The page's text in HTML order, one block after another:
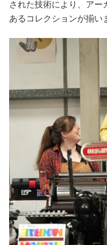
された技術により、アー
あるコレクションが揃い